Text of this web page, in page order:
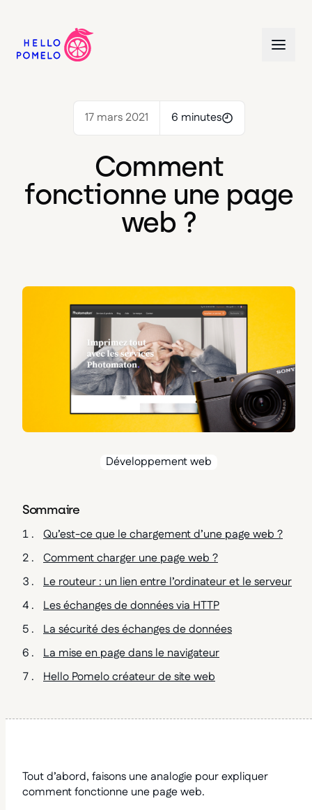
17 mars 2021 6 minutes
Comment
fonctionne une page
web ?
Développement web
Sommaire
Qu’est-ce que le chargement d’une page web ?
Comment charger une page web ?
Le routeur : un lien entre l’ordinateur et le serveur
Les échanges de données via HTTP
La sécurité des échanges de données
La mise en page dans le navigateur
Hello Pomelo créateur de site web
Tout d’abord, faisons une analogie pour expliquer
comment fonctionne une page web.